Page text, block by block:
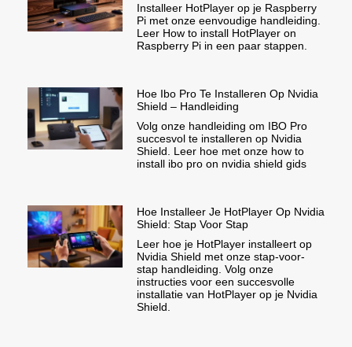
Installeer HotPlayer op je Raspberry
Pi met onze eenvoudige handleiding.
Leer How to install HotPlayer on
Raspberry Pi in een paar stappen.
Hoe Ibo Pro Te Installeren Op Nvidia
Shield – Handleiding
Volg onze handleiding om IBO Pro
succesvol te installeren op Nvidia
Shield. Leer hoe met onze how to
install ibo pro on nvidia shield gids
Hoe Installeer Je HotPlayer Op Nvidia
Shield: Stap Voor Stap
Leer hoe je HotPlayer installeert op
Nvidia Shield met onze stap-voor-
stap handleiding. Volg onze
instructies voor een succesvolle
installatie van HotPlayer op je Nvidia
Shield.